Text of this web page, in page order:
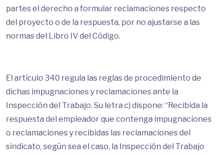
partes el derecho a formular reclamaciones respecto
del proyecto o de la respuesta, por no ajustarse a las
normas del Libro IV del Código.
El artículo 340 regula las reglas de procedimiento de
dichas impugnaciones y reclamaciones ante la
Inspección del Trabajo. Su letra c) dispone: “Recibida la
respuesta del empleador que contenga impugnaciones
o reclamaciones y recibidas las reclamaciones del
sindicato, según sea el caso, la Inspección del Trabajo